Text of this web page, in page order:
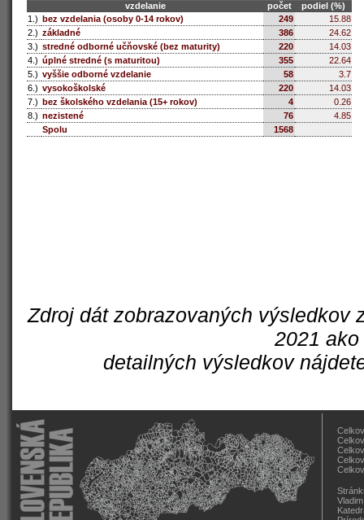
vzdelanie počet
podiel (%)
1.) bez vzdelania (osoby 0-14 rokov) 249
15.88
2.) základné 386
24.62
3.) stredné odborné učňovské (bez maturity) 220
14.03
4.) úplné stredné (s maturitou) 355
22.64
5.) vyššie odborné vzdelanie 58
3.7
6.) vysokoškolské 220
14.03
7.) bez školského vzdelania (15+ rokov) 4
0.26
8.) nezistené 76
4.85
Spolu
1568
Zdroj dát zobrazovaných výsledkov
2021
detailných výsledkov